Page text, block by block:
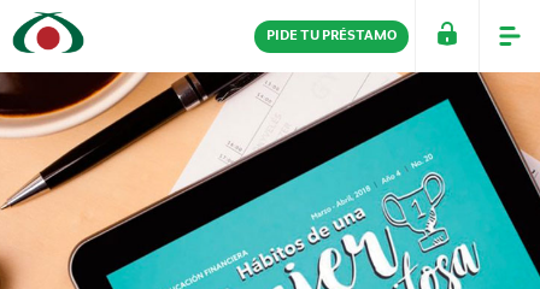
PIDE TU PRÉSTAMO
PERSONAS EMPRESAS